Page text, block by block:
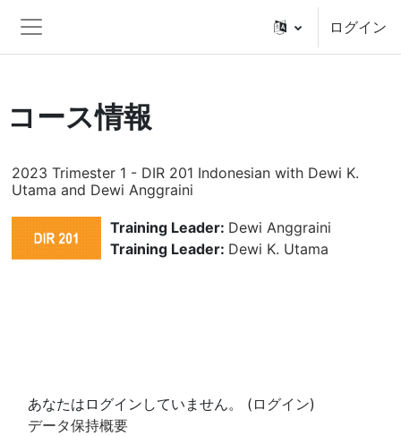
サイドパネル
ログイン
コース情報
2023 Trimester 1 - DIR 201 Indonesian with Dewi K.
Utama and Dewi Anggraini
Training Leader: Dewi Anggraini
Training Leader: Dewi K. Utama
あなたはログインしていません。 ( ログイン)
データ保持概要